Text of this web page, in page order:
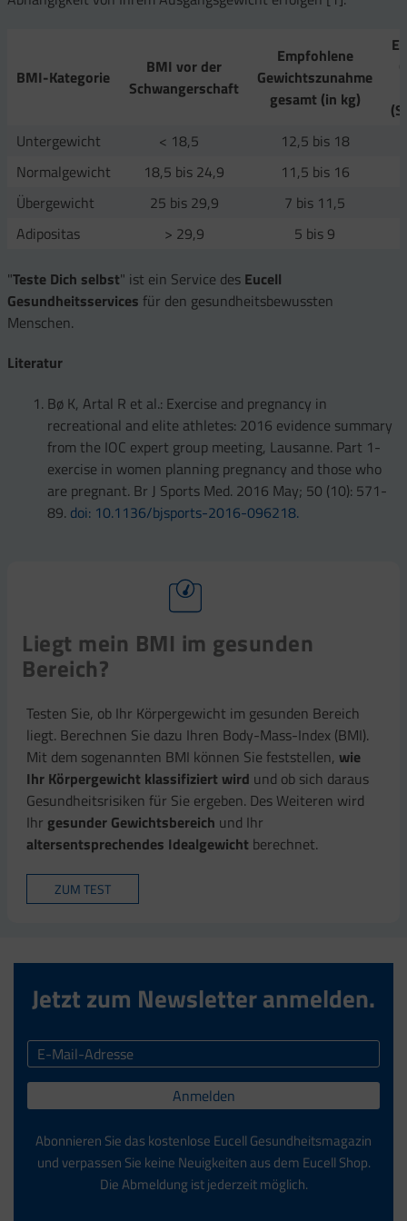
BMI-Kategorie
BMI vor der
Schwangerschaft
Empfohlene
Gewichtszunahme
gesamt (in kg)
Untergewicht
< 18,5
12,5 bis 18
Normalgewicht
18,5 bis 24,9
11,5 bis 16
Übergewicht
25 bis 29,9
7 bis 11,5
Adipositas
> 29,9 5 bis 9
"Teste Dich selbst" ist ein Service des Eucell
Gesundheitsservices für den gesundheitsbewussten
Menschen.
Literatur
Bø K, Artal R et al.: Exercise and pregnancy in
recreational and elite athletes: 2016 evidence summary
from the IOC expert group meeting, Lausanne. Part 1-
exercise in women planning pregnancy and those who
are pregnant. Br J Sports Med. 2016 May; 50 (10): 571-
89. doi: 10.1136/bjsports-2016-096218.
Liegt mein BMI im gesunden
Bereich?
Testen Sie, ob Ihr Körpergewicht im gesunden Bereich
liegt. Berechnen Sie dazu Ihren Body-Mass-Index (BMI).
Mit dem sogenannten BMI können Sie feststellen, wie
Ihr Körpergewicht klassifiziert wird und ob sich daraus
Gesundheitsrisiken für Sie ergeben. Des Weiteren wird
Ihr gesunder Gewichtsbereich und Ihr
altersentsprechendes Idealgewichtberechnet.
ZUM TEST
Jetzt zum Newsletter anmelden.
Anmelden
Abonnieren Sie das kostenlose Eucell Gesundheitsmagazin
und verpassen Sie keine Neuigkeiten aus dem Eucell Shop.
Die Abmeldung ist jederzeit möglich.